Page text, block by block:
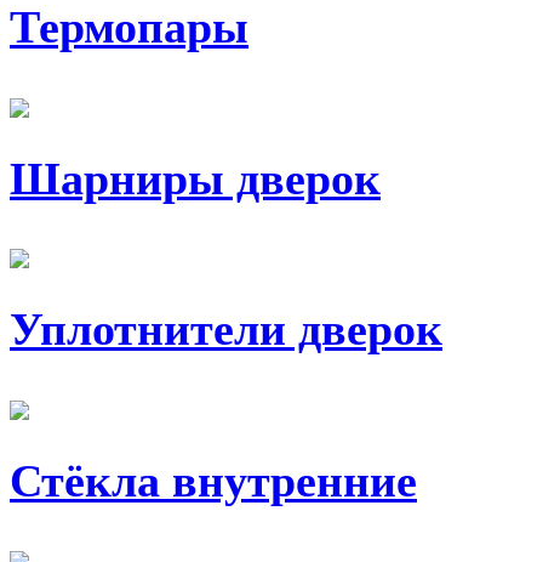
Термопары
Шарниры дверок
Уплотнители дверок
Стёкла внутренние